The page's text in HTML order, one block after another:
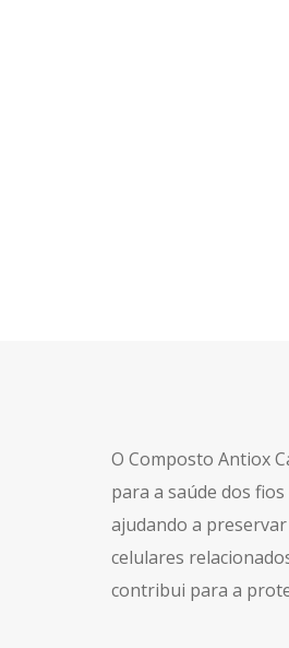
O Composto Antiox
para a saúde dos
ajudando a
celulares
contribui para a